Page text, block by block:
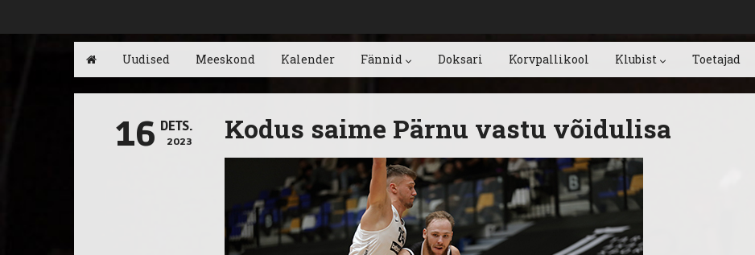
Uudised Meeskond Kalender Fännid Doksari Korvpallikool Klubist Toetajad
16 DETS.
2023 Kodus saime Pärnu vastu võidulisa